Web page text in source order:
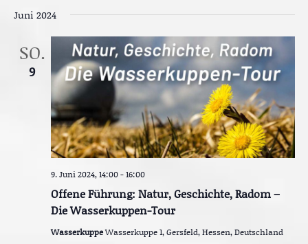
v
i
g
a
t
i
o
Juni 2024
SO.
9
Offene Führung: Natur, Geschichte, Radom –
Die Wasserkuppen-Tour
9. Juni 2024, 14:00-16:00
WasserkuppeWasserkuppe 1, Gersfeld, Hessen, Deutschland